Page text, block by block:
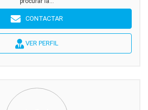
CONTACTAR
VER PERFIL